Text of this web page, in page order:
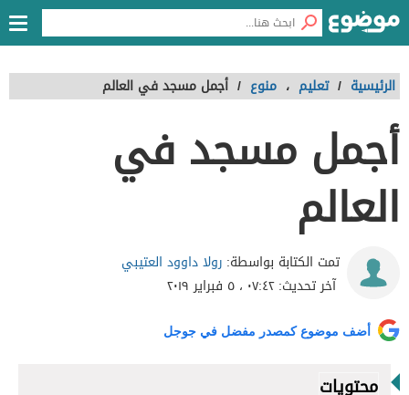
الرئيسية / تعليم ، منوع / أجمل مسجد في العالم
أجمل مسجد في
العالم
تمت الكتابة بواسطة: رولا داوود العتيبي
آخر تحديث:٠٧:٤٢ ، ٥ فبراير ٢٠١٩
أضف موضوع كمصدر مفضل في جوجل
محتويات